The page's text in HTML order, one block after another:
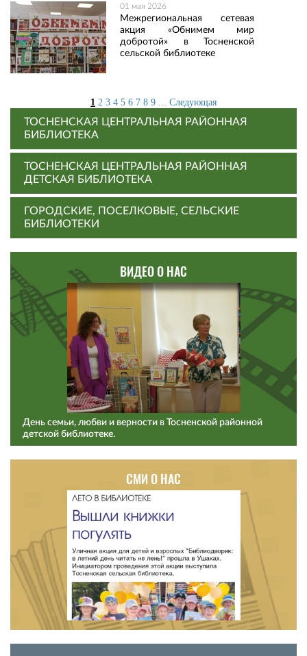
01 мая 2026
Межрегиональная сетевая
акция «Обнимем мир
добротой» в Тосненской
сельской библиотеке
1 2 3 4 5 6 7 8 9 ... Следующая
ТОСНЕНСКАЯ ЦЕНТРАЛЬНАЯ РАЙОННАЯ
БИБЛИОТЕКА
ТОСНЕНСКАЯ ЦЕНТРАЛЬНАЯ РАЙОННАЯ
ДЕТСКАЯ БИБЛИОТЕКА
ГОРОДСКИЕ, ПОСЕЛКОВЫЕ, СЕЛЬСКИЕ
БИБЛИОТЕКИ
ВИДЕО О НАС
День семьи, любви и верности в Тосненской районной
детской библиотеке.
СМИ О НАС